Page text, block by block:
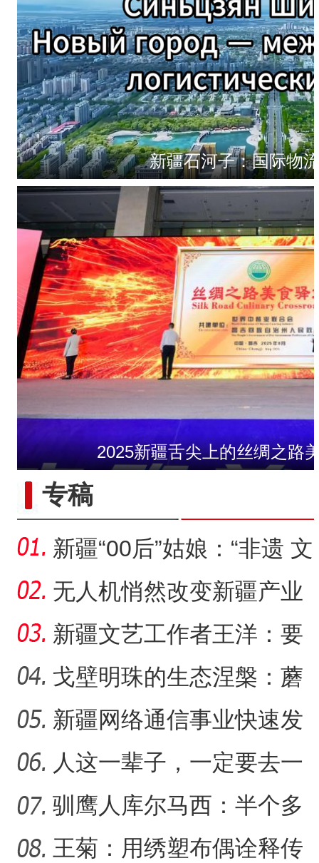
新疆石河子：国际物
许登金：戈壁滩上的
【与你为邻】俄罗斯教授：
2025新疆舌尖上的丝绸之路
新疆戈壁滩上番茄
专稿
新疆“00后”姑娘：“非遗 文
创”让传统文化“潮”
无人机悄然改变新疆产业
生产方式
新疆文艺工作者王洋：要
把美好的家乡唱给更多人
听
戈壁明珠的生态涅槃：蘑
菇湖水库的生态戍边战
新疆网络通信事业快速发
展 拉近世界与新疆距离
人这一辈子，一定要去一
趟新星市！
驯鹰人库尔马西：半个多
世纪的传统文化守望
王菊：用绣塑布偶诠释传